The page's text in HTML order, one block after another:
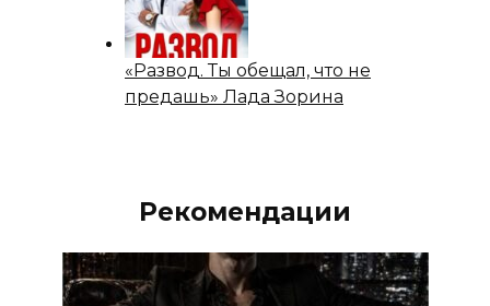
«Развод. Ты обещал, что не
предашь» Лада Зорина
Рекомендации